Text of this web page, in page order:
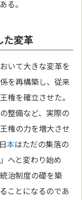
る。
た変革
いて大きな変革を
を再構築し、従来
権を確立させた。
整備など、実際の
権の力を増大させ
本はただの集落の
」へと変わり始め
治制度の礎を築
ことになるのであ